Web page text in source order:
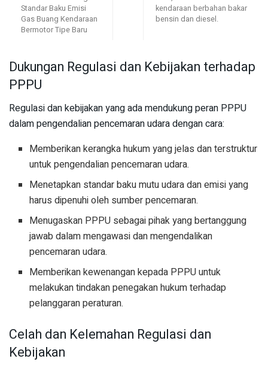
Standar Baku Emisi
Gas Buang Kendaraan
Bermotor Tipe Baru
kendaraan berbahan bakar
bensin dan diesel.
Dukungan Regulasi dan Kebijakan terhadap
PPPU
Regulasi dan kebijakan yang ada mendukung peran PPPU
dalam pengendalian pencemaran udara dengan cara:
Memberikan kerangka hukum yang jelas dan terstruktur
untuk pengendalian pencemaran udara.
Menetapkan standar baku mutu udara dan emisi yang
harus dipenuhi oleh sumber pencemaran.
Menugaskan PPPU sebagai pihak yang bertanggung
jawab dalam mengawasi dan mengendalikan
pencemaran udara.
Memberikan kewenangan kepada PPPU untuk
melakukan tindakan penegakan hukum terhadap
pelanggaran peraturan.
Celah dan Kelemahan Regulasi dan
Kebijakan